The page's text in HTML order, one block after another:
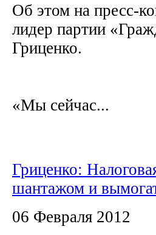
Об этом на пресс-
лидер партии
Гриценко.
«Мы сейчас...
Гриценко:
шантажом и
06 Февраля 2012